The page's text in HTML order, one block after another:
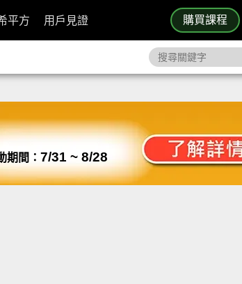
購買課程
平方 用戶見證
期間： 7/31 ~ 8/28